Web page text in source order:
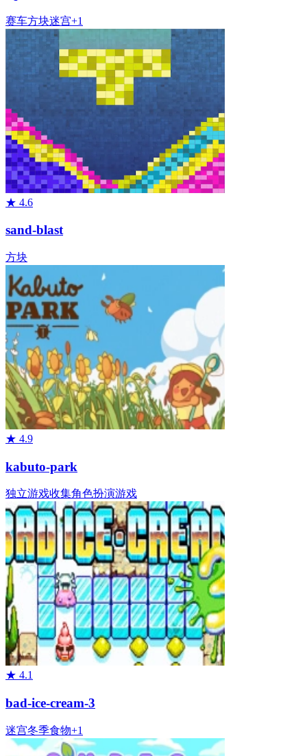
赛车方块迷宫+1
★ 4.6
sand-blast
方块
★ 4.9
kabuto-park
独立游戏收集角色扮演游戏
★ 4.1
bad-ice-cream-3
迷宫冬季食物+1